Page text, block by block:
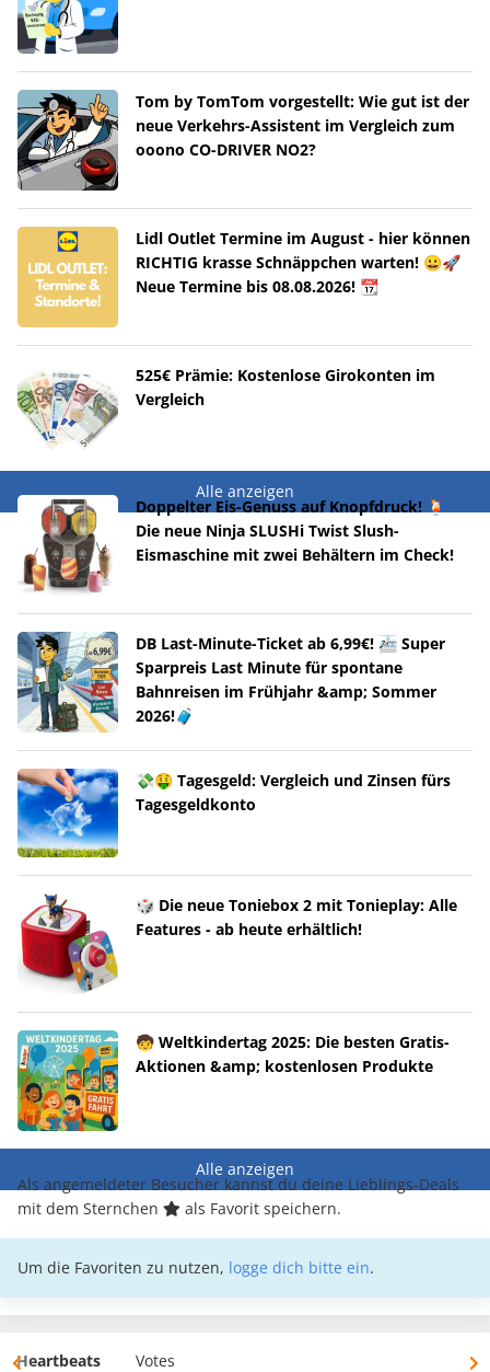
Tom by TomTom vorgestellt: Wie gut ist der
neue Verkehrs-Assistent im Vergleich zum
ooono CO-DRIVER NO2?
Lidl Outlet Termine im August - hier können
RICHTIG krasse Schnäppchen warten! 😀🚀
Neue Termine bis 08.08.2026! 📆
525€ Prämie: Kostenlose Girokonten im
Vergleich
Alle anzeigen
Doppelter Eis-Genuss auf Knopfdruck! 🍹
Die neue Ninja SLUSHi Twist Slush-
Eismaschine mit zwei Behältern im Check!
DB Last-Minute-Ticket ab 6,99€! 🚈 Super
Sparpreis Last Minute für spontane
Bahnreisen im Frühjahr &amp; Sommer
2026!🧳
💸🤑 Tagesgeld: Vergleich und Zinsen fürs
Tagesgeldkonto
🎲 Die neue Toniebox 2 mit Tonieplay: Alle
Features - ab heute erhältlich!
🧒 Weltkindertag 2025: Die besten Gratis-
Aktionen &amp; kostenlosen Produkte
Alle anzeigen
Als angemeldeter Besucher kannst du deine Lieblings-Deals
mit dem Sternchen
als Favorit speichern.
Um die Favoriten zu nutzen, logge dich bitte ein.
Heartbeats Votes